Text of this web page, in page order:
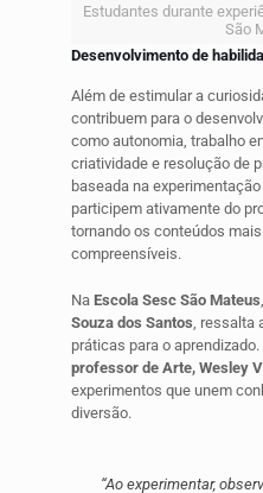
Estudantes durante
São
Desenvolvimento de
Além de estimular a
contribuem para o
como autonomia, trabalho
criatividade e resolução de
baseada na
participem ativamente do
tornando os conteúdos
compreensíveis.
Na Escola Sesc São Mateus
Souza dos Santos ,
práticas para o aprendizado.
professor de Arte, Wesley
experimentos que unem
diversão.
“Ao experimentar,